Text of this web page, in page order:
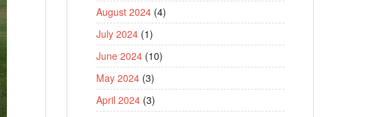
August 2024 (4)
July 2024 (1)
June 2024 (10)
May 2024 (3)
April 2024 (3)